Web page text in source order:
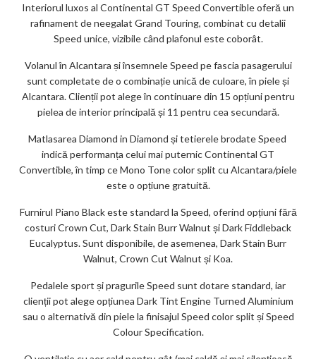
Interiorul luxos al Continental GT Speed ​​Convertible oferă un
rafinament de neegalat Grand Touring, combinat cu detalii
Speed unice, vizibile când plafonul este coborât.
Volanul în Alcantara și însemnele Speed ​​pe fascia pasagerului
sunt completate de o combinație unică de culoare, în piele și
Alcantara. Clienții pot alege în continuare din 15 opțiuni pentru
pielea de interior principală și 11 pentru cea secundară.
Matlasarea Diamond in Diamond și tetierele brodate Speed ​​
indică performanța celui mai puternic Continental GT
Convertible, în timp ce Mono Tone color split cu Alcantara/piele
este o opțiune gratuită.
Furnirul Piano Black este standard la Speed, oferind opțiuni fără
costuri Crown Cut, Dark Stain Burr Walnut și Dark Fiddleback
Eucalyptus. Sunt disponibile, de asemenea, Dark Stain Burr
Walnut, Crown Cut Walnut și Koa.
Pedalele sport și pragurile Speed ​​sunt dotare standard, iar
clienții pot alege opțiunea Dark Tint Engine Turned Aluminium
sau o alternativă din piele la finisajul Speed ​​color split și Speed
Colour Specification.